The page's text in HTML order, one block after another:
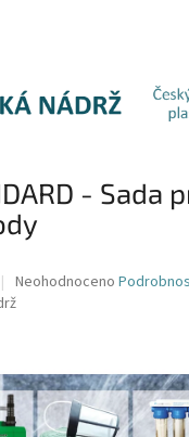
- Sada
Průměrné
hodnocení
z
5
hvězdiček.
Neohodnoceno